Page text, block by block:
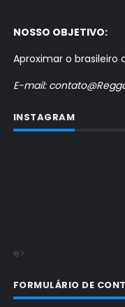
NOSSO OBJETIVO:
Aproximar o brasileiro
E-mail:
INSTAGRAM
e>
FORMULÁRIO DE